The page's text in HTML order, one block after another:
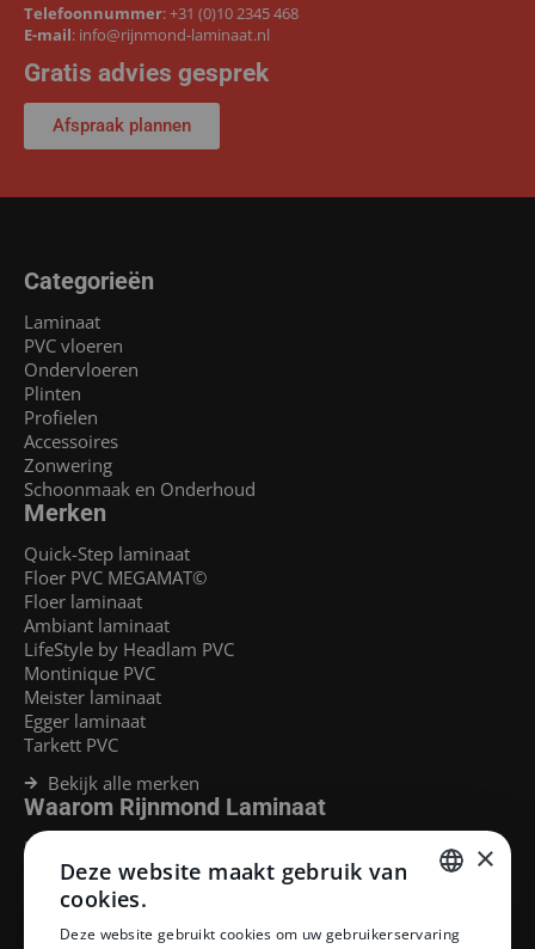
Telefoonnummer:+31 (0)10 2345 468
E-mail: info@rijnmond-laminaat.nl
Gratis advies gesprek
Afspraak plannen
Categorieën
Laminaat
PVC vloeren
Ondervloeren
Plinten
Profielen
Accessoires
Zonwering
Schoonmaak en Onderhoud
Merken
Quick-Step laminaat
Floer PVC MEGAMAT©
Floer laminaat
Ambiant laminaat
LifeStyle by Headlam PVC
Montinique PVC
Meister laminaat
Egger laminaat
Tarkett PVC
Bekijk alle merken
Waarom Rijnmond Laminaat
Legservice
Laminaat Capelle aan den Ijssel
Laminaat voor vloerverwarming
Klantenservice
×
Deze website maakt gebruik van
cookies.
Deze website gebruikt cookies om uw gebruikerservaring